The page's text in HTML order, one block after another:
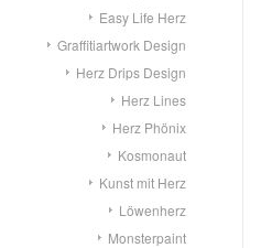
Easy Life Herz
Graffitiartwork Design
Herz Drips Design
Herz Lines
Herz Phönix
Kosmonaut
Kunst mit Herz
Löwenherz
Monsterpaint